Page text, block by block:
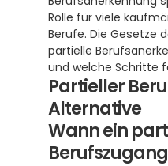
Rolle für viele
Berufe. Die Gesetze
partielle
und welche Schritte
Partieller
Alternative
Wann ein